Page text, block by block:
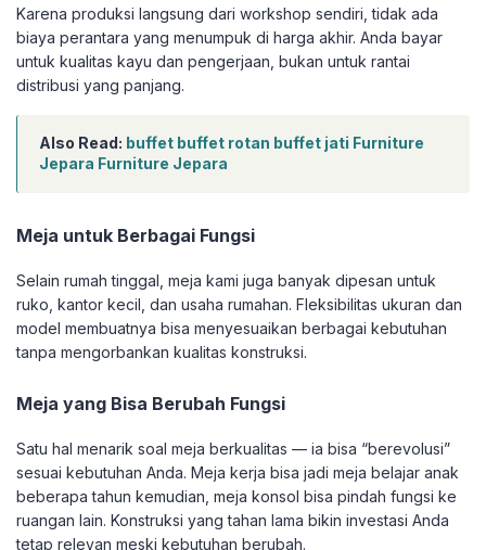
Karena produksi langsung dari workshop sendiri, tidak ada
biaya perantara yang menumpuk di harga akhir. Anda bayar
untuk kualitas kayu dan pengerjaan, bukan untuk rantai
distribusi yang panjang.
Also Read: buffet buffet rotan buffet jati Furniture
Jepara Furniture Jepara
Meja untuk Berbagai Fungsi
Selain rumah tinggal, meja kami juga banyak dipesan untuk
ruko, kantor kecil, dan usaha rumahan. Fleksibilitas ukuran dan
model membuatnya bisa menyesuaikan berbagai kebutuhan
tanpa mengorbankan kualitas konstruksi.
Meja yang Bisa Berubah Fungsi
Satu hal menarik soal meja berkualitas — ia bisa “berevolusi”
sesuai kebutuhan Anda. Meja kerja bisa jadi meja belajar anak
beberapa tahun kemudian, meja konsol bisa pindah fungsi ke
ruangan lain. Konstruksi yang tahan lama bikin investasi Anda
tetap relevan meski kebutuhan berubah.